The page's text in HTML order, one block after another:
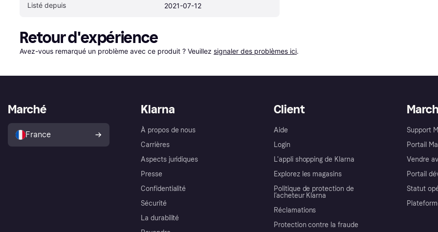
Listé depuis 2021-07-12
Retour d'expérience
Avez-vous remarqué un problème avec ce produit ? Veuillez signaler des problèmes ici.
Klarna
À propos de nous
Carrières
Aspects juridiques
Presse
Confidentialité
Sécurité
La durabilité
Client
Aide
Login
L'appli shopping de Klarna
Explorez les magasins
Politique de protection de
l’acheteur Klarna
Réclamations
Protection contre la fraude
Support
Portail
Vendre
Portail
Statut
Marché
France